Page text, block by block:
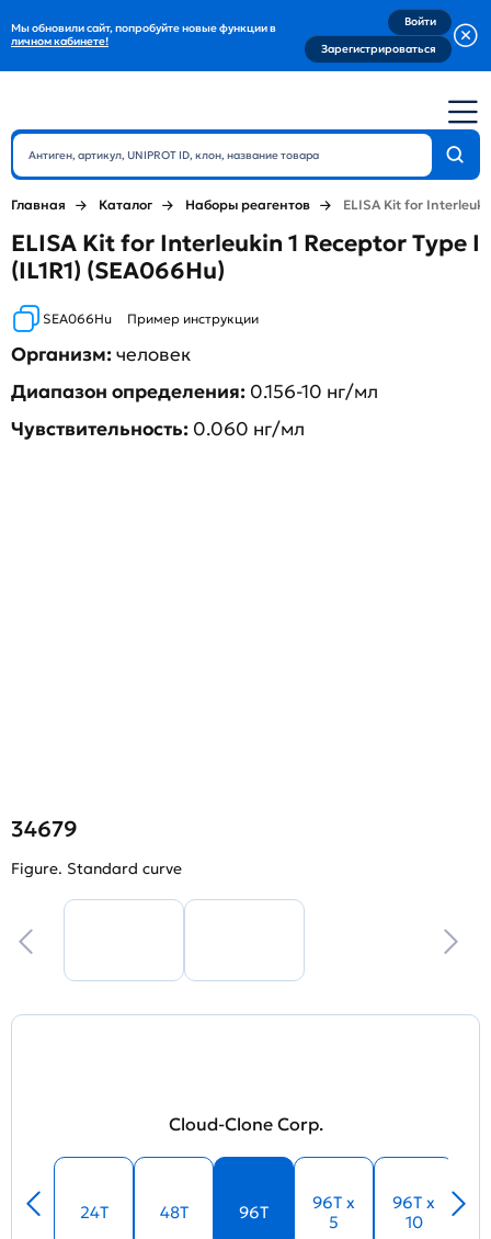
Мы обновили сайт, попробуйте новые функции в
личном кабинете!
Войти
Зарегистрироваться
Главная Каталог Наборы реагентов ELISA Kit for
ELISA Kit for Interleukin 1 Receptor Type I
(IL1R1) (SEA066Hu)
SEA066Hu Пример инструкции
Организм:человек
Диапазон определения: 0.156-10 нг/мл
Чувствительность: 0.060 нг/мл
34679
Figure. Standard curve
Cloud-Clone Corp.
24T 48T 96T
96T x
5
96T x
10